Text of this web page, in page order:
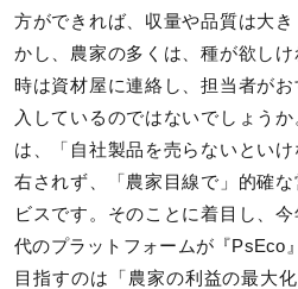
方ができれば、収量や品質は大
かし、農家の多くは、種が欲し
時は資材屋に連絡し、担当者が
入しているのではないでしょう
は、「自社製品を売らないとい
右されず、「農家目線で」的確
ビスです。そのことに着目し、
代のプラットフォームが『PsEco
目指すのは「農家の利益の最大